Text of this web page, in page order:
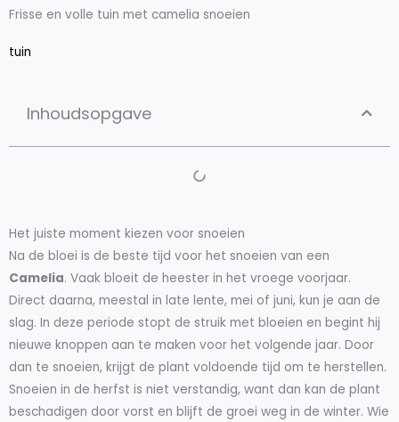
Frisse en volle tuin met camelia snoeien
tuin
Inhoudsopgave
Het juiste moment kiezen voor snoeien
Na de bloei is de beste tijd voor het snoeien van een
Camelia. Vaak bloeit de heester in het vroege voorjaar.
Direct daarna, meestal in late lente, mei of juni, kun je aan de
slag. In deze periode stopt de struik met bloeien en begint hij
nieuwe knoppen aan te maken voor het volgende jaar. Door
dan te snoeien, krijgt de plant voldoende tijd om te herstellen.
Snoeien in de herfst is niet verstandig, want dan kan de plant
beschadigen door vorst en blijft de groei weg in de winter. Wie